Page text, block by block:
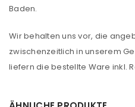
Baden.
Wir behalten uns vor, die
zwischenzeitlich in unserem
liefern die bestellte Ware inkl.